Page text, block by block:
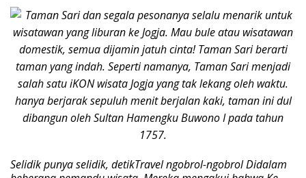
Selidik punya selidik, detikTravel ngobrol-ngobrol Didalam